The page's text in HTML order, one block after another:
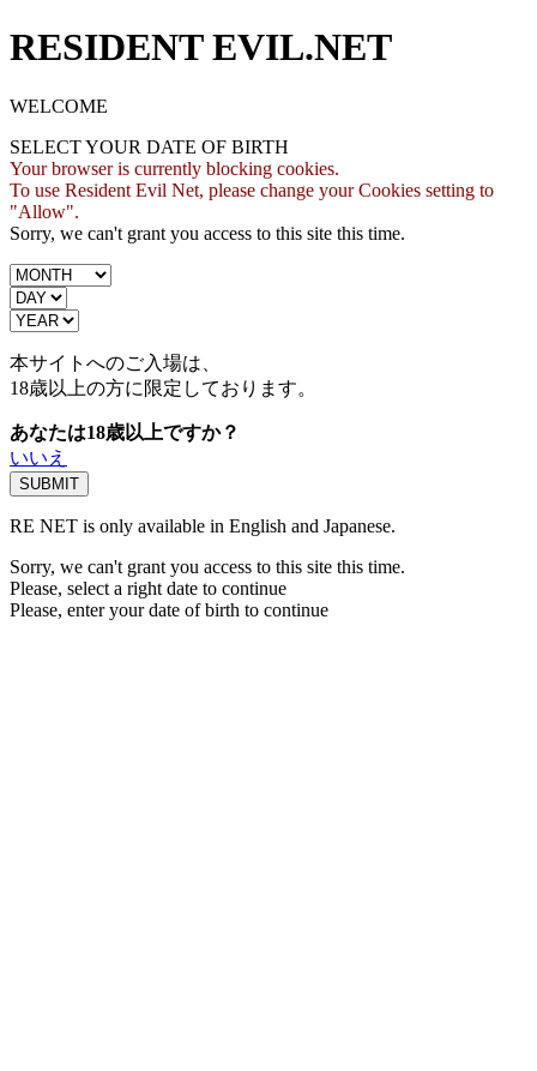
RESIDENT EVIL.NET
WELCOME
SELECT YOUR DATE OF BIRTH
Your browser is currently blocking cookies.
To use Resident Evil Net, please change your Cookies setting to
"Allow".
Sorry, we can't grant you access to this site this time.
本サイトへのご入場は、
18歳以上の方に限定しております。
あなたは18歳以上ですか？
いいえ
RE NET is only available in English and Japanese.
Sorry, we can't grant you access to this site this time.
Please, select a right date to continue
Please, enter your date of birth to continue